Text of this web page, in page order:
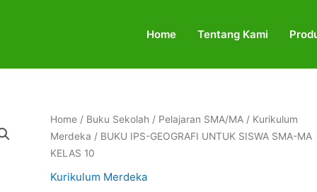
Home Tentang Kami
Home/ Buku Sekolah / Pelajaran SMA/MA/ Kurikulum
Merdeka / BUKU IPS-GEOGRAFI UNTUK SISWA SMA-MA
KELAS 10
Kurikulum Merdeka
BUKU
IPS-
GEOGRAFI
UNTUK